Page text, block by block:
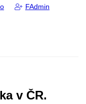
FAdmin
v ČR.